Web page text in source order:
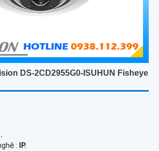
DS-2CD2955G0-ISUHUN Fisheye
:
IP.